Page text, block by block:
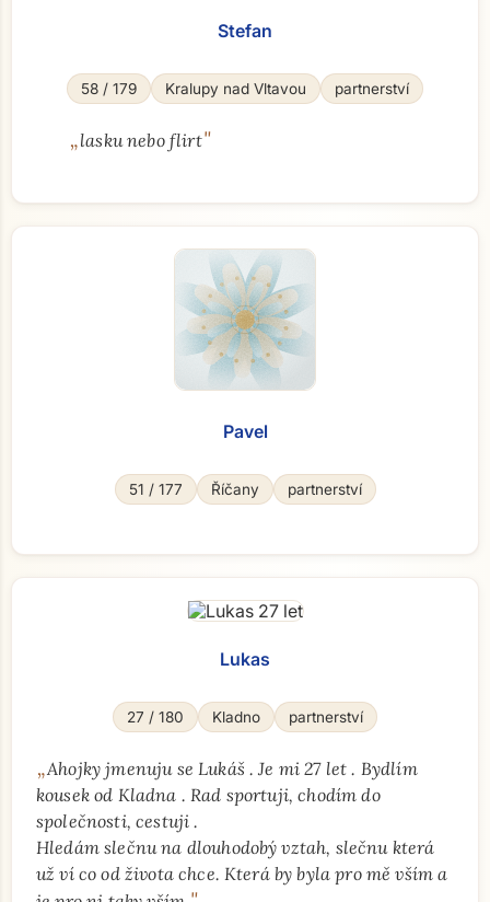
Přejít na hlavní obsah
Stefan
58 / 179 Kralupy nad Vltavou partnerství
„lasku nebo flirt"
Pavel
51 / 177 Říčany partnerství
Lukas
27 / 180 Kladno partnerství
„Ahojky jmenuju se Lukáš . Je mi 27 let . Bydlím
kousek od Kladna . Rad sportuji, chodím do
společnosti, cestuji .
Hledám slečnu na dlouhodobý vztah, slečnu která
už ví co od života chce. Která by byla pro mě vším a